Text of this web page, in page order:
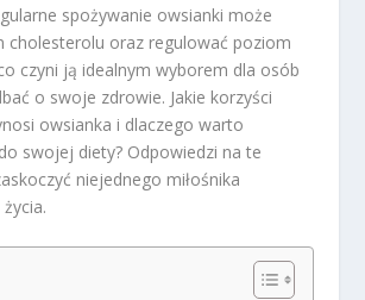
spożywanie owsianki może
cholesterolu oraz regulować poziom
czyni ją idealnym wyborem dla osób
o swoje zdrowie. Jakie korzyści
owsianka i dlaczego warto
swojej diety? Odpowiedzi na te
niejednego miłośnika